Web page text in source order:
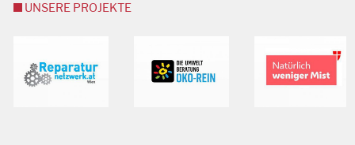
UNSERE PROJEKTE